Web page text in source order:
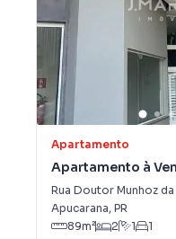
Apartamento
Apartamento à
Rua Doutor Munhoz da
Apucarana, PR
89m² 2 1 1